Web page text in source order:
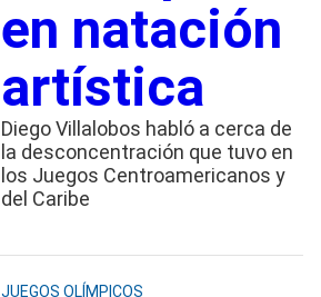
en natación
artística
Diego Villalobos habló a cerca de
la desconcentración que tuvo en
los Juegos Centroamericanos y
del Caribe
JUEGOS OLÍMPICOS